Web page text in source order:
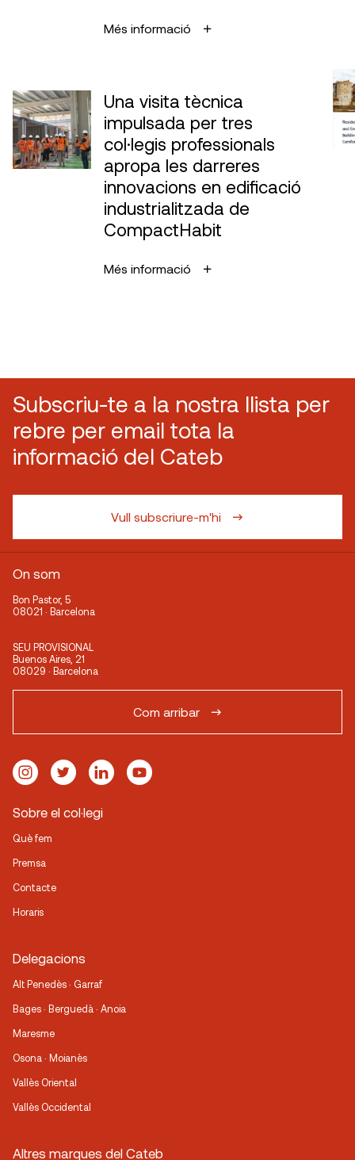
Més informació
Una visita tècnica
impulsada per tres
col·legis professionals
apropa les darreres
innovacions en edificació
industrialitzada de
CompactHabit
Més informació
Subscriu-te a la nostra llista per
rebre per email tota la
informació del Cateb
Vull subscriure-m'hi
On som
Bon Pastor, 5
08021 · Barcelona
SEU PROVISIONAL
Buenos Aires, 21
08029 · Barcelona
Com arribar
Sobre el col·legi
Què fem
Premsa
Contacte
Horaris
Delegacions
Alt Penedès · Garraf
Bages · Berguedà · Anoia
Maresme
Osona · Moianès
Vallès Oriental
Vallès Occidental
Altres marques del Cateb